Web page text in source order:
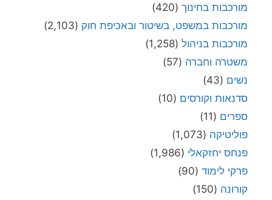
מורכבות בחינוך (420)
מורכבות במשפט, בשיטור ובאכיפת חוק (2,103)
מורכבות בניהול (1,258)
משטרה וחברה (57)
נשים (43)
סדנאות וקורסים (10)
ספרים (11)
פוליטיקה (1,073)
פנחס יחזקאלי (1,986)
פרקי לימוד (90)
קורונה (150)